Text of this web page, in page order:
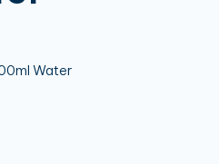
Water